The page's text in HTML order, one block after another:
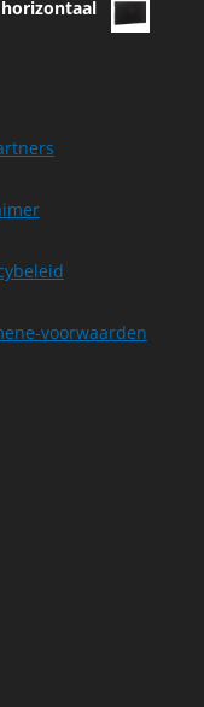
voorwaarden